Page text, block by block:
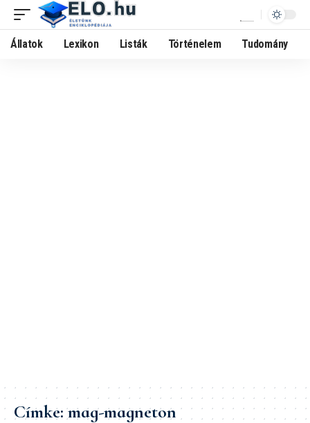
Állatok Lexikon Listák Történelem Tudomány
Címke:mag-magneton